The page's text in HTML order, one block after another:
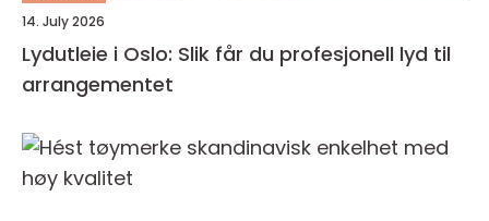
14. July 2026
Lydutleie i Oslo: Slik får du profesjonell lyd til
arrangementet